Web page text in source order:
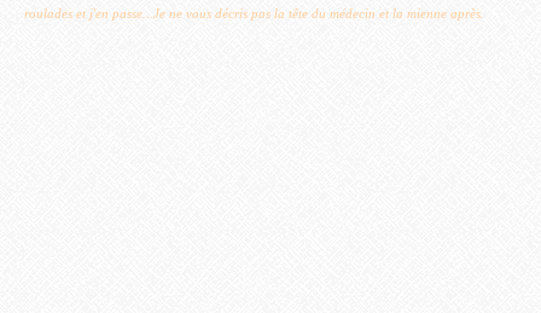
roulades et j'en passe...Je ne vous décris pas la tête du médecin et la mienne après.